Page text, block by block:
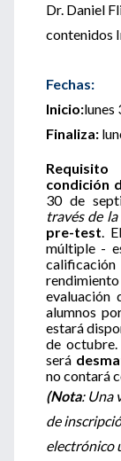
Dr. Daniel
contenidos
Fechas:
Inicio:lunes
Finaliza:
condición
30 de
través de
pre-test.
múltiple -
evaluación
alumnos
estará
de
será
no contará
(Nota: Una
de
electrónico